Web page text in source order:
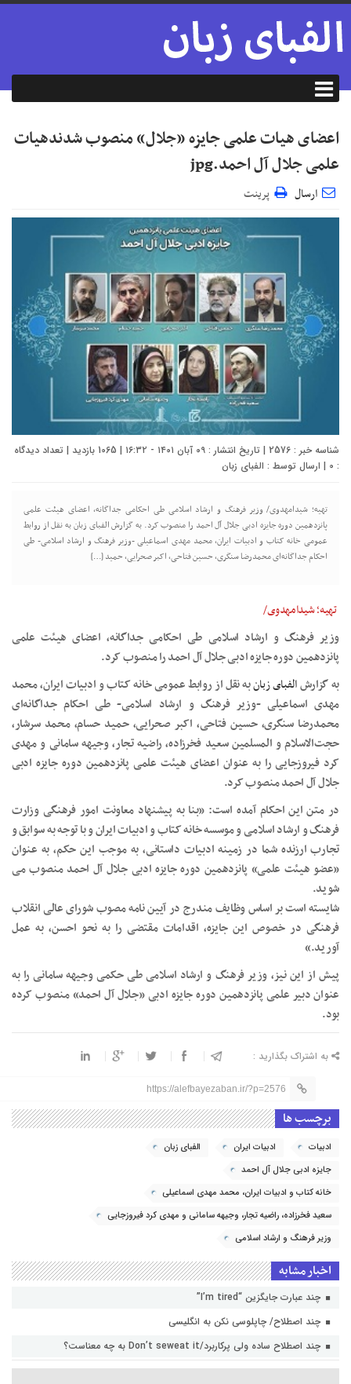
اعضای هیات علمی جایزه «جلال» منصوب شدندهیات
علمی جلال آل احمد.jpg
ارسال پرینت
شناسه خبر : 2576 | تاریخ انتشار : ۰۹ آبان ۱۴۰۱ - ۱۶:۳۲ | 1065 بازدید | تعداد دیدگاه
:
0 | ارسال توسط : الفبای زبان
تهیه؛ شیدامهدوی/ وزیر فرهنگ و ارشاد اسلامی طی احکامی جداگانه، اعضای هیئت علمی
پانزدهمین دوره جایزه ادبی جلال آل احمد را منصوب کرد. به گزارش الفبای زبان به نقل از روابط
عمومی خانه کتاب و ادبیات ایران، محمد مهدی اسماعیلی -وزیر فرهنگ و ارشاد اسلامی- طی
احکام جداگانه‌ای محمدرضا سنگری، حسین فتاحی، اکبر صحرایی، حمید […]
تهیه؛ شیدامهدوی/
وزیر فرهنگ و ارشاد اسلامی طی احکامی جداگانه، اعضای هیئت علمی
پانزدهمین دوره جایزه ادبی جلال آل احمد را منصوب کرد.
به گزارشالفبای زبانبه نقل از روابط عمومی خانه کتاب و ادبیات ایران، محمد
مهدی اسماعیلی -وزیر فرهنگ و ارشاد اسلامی- طی احکام جداگانه‌ای
محمدرضا سنگری، حسین فتاحی، اکبر صحرایی، حمید حسام، محمد سرشار،
حجت‌الاسلام و المسلمین سعید فخرزاده، راضیه تجار، وجیهه سامانی و مهدی
کرد فیروزجایی را به عنوان اعضای هیئت علمی پانزدهمین دوره جایزه ادبی
جلال آل احمد منصوب کرد.
در متن این احکام آمده است: «بنا به پیشنهاد معاونت امور فرهنگی وزارت
فرهنگ و ارشاد اسلامی و موسسه خانه کتاب و ادبیات ایران و با توجه به سوابق و
تجارب ارزنده شما در زمینه ادبیات داستانی، به موجب این حکم، به عنوان
«عضو هیئت علمی» پانزدهمین دوره جایزه ادبی جلال آل احمد منصوب می
شوید.
شایسته است بر اساس وظایف مندرج در آیین نامه مصوب شورای عالی انقلاب
فرهنگی در خصوص این جایزه، اقدامات مقتضی را به نحو احسن، به عمل
آورید.»
پیش از این نیز، وزیر فرهنگ و ارشاد اسلامی طی حکمی وجیهه سامانی را به
عنوان دبیر علمی پانزدهمین دوره جایزه ادبی «جلال آل احمد» منصوب کرده
بود.
به اشتراک بگذارید :
https://alefbayezaban.ir/?p=2576
برچسب ها
ادبیات ادبیات ایران
الفبای زبان
جایزه ادبی جلال آل احمد
خانه کتاب و ادبیات ایران، محمد مهدی اسماعیلی
سعید فخرزاده، راضیه تجار، وجیهه سامانی و مهدی کرد فیروزجایی
وزیر فرهنگ و ارشاد اسلامی
اخبار مشابه
چند عبارت جایگزین “I’m tired”
چند اصطلاح/ چاپلوسی نکن به انگلیسی
چند اصطلاح ساده ولی پرکاربرد/Don’t seweat it به چه معناست؟